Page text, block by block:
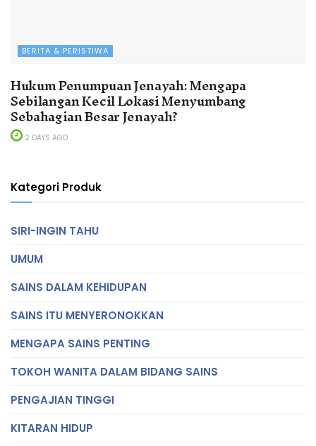
BERITA & PERISTIWA
Hukum Penumpuan Jenayah: Mengapa
Sebilangan Kecil Lokasi Menyumbang
Sebahagian Besar Jenayah?
2 DAYS AGO
Kategori Produk
SIRI-INGIN TAHU
UMUM
SAINS DALAM KEHIDUPAN
SAINS ITU MENYERONOKKAN
MENGAPA SAINS PENTING
TOKOH WANITA DALAM BIDANG SAINS
PENGAJIAN TINGGI
KITARAN HIDUP